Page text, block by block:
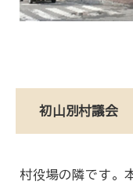
初山別村議会
村役場の隣です。